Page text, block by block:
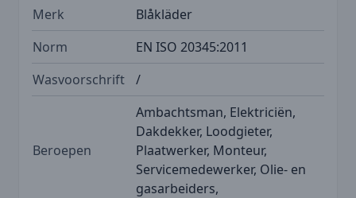
Merk
Blåkläder
Norm
EN ISO 20345:2011
Wasvoorschrift
/
Beroepen
Ambachtsman, Elektriciën,
Dakdekker, Loodgieter,
Plaatwerker, Monteur,
Servicemedewerker, Olie- en
gasarbeiders,